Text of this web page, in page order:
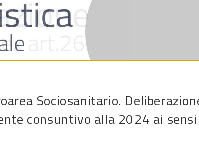
Sociosanitario.
consuntivo alla 2024 ai sensi